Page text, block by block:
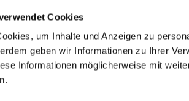
Cookies
um Inhalte und Anzeigen zu
geben wir Informationen zu Ihrer
Informationen möglicherweise mit